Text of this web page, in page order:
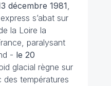
décembre 1981,
s’abat sur
la Loire la
paralysant
- le 20
glacial règne sur
températures